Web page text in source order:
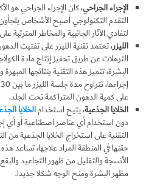
الإجراء الجراحي، كان الإجراء الجراحي هو
التقدم التكنولوجي أصبح الأشخاص
لتفادي الآثار الجانبية والمخاطر المترتبة
الليزر، تعتمد تقنية الليزر على تفتيت
الترهلات عن طريق تحفيز إنتاج مادة
البشرة، تتميز هذه التقنية بنتائجها
على كمية الدهون المتراكمة تحت الجلد.
الخلايا الجذعية، يتيح استخدامالخلايا
دون استخدام أي عناصر اصطناعية أو أي
التقنية على استخراج الخلايا الجذعية
حقنها في المنطقة المراد علاجها، تساعد
الأنسجة والتقليل من ظهور التجاعيد
مظهر البشرة ومنح الوجه شكلا جديدا.